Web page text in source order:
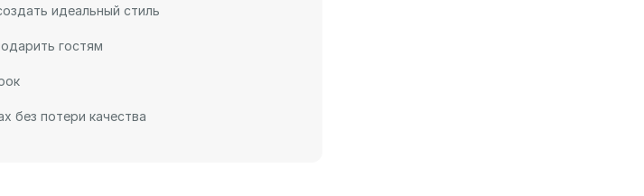
идеальный стиль
гостям
без потери качества